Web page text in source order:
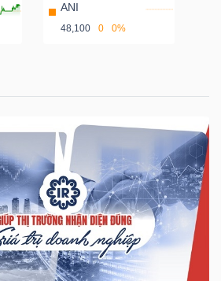
ANI
48,100 0 0%